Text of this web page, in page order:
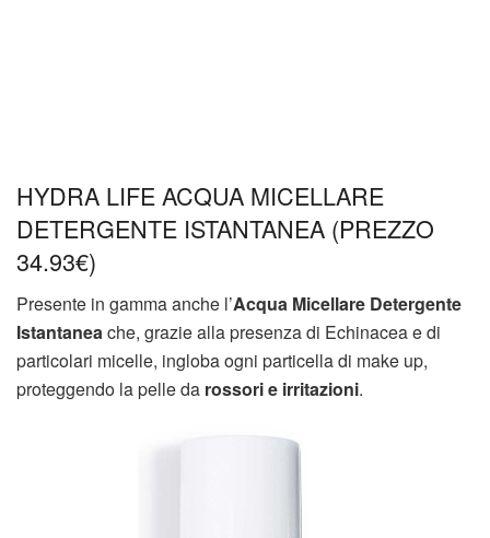
HYDRA LIFE ACQUA MICELLARE
DETERGENTE ISTANTANEA (PREZZO
34.93€)
Presente in gamma anche l’Acqua Micellare Detergente
Istantaneache, grazie alla presenza di Echinacea e di
particolari micelle, ingloba ogni particella di make up,
proteggendo la pelle da rossori e irritazioni.